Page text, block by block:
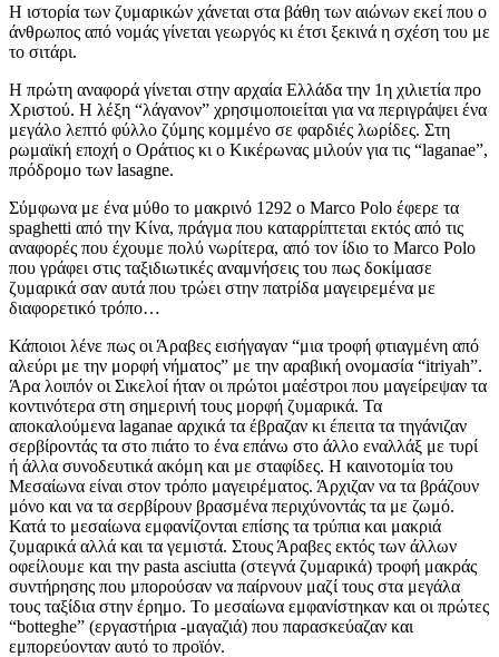
Η ιστορία των ζυμαρικών χάνεται στα βάθη των αιώνων εκεί που ο
άνθρωπος από νομάς γίνεται γεωργός κι έτσι ξεκινά η σχέση του με
το σιτάρι.
Η πρώτη αναφορά γίνεται στην αρχαία Ελλάδα την 1η χιλιετία προ
Χριστού. Η λέξη “λάγανον” χρησιμοποιείται για να περιγράψει ένα
μεγάλο λεπτό φύλλο ζύμης κομμένο σε φαρδιές λωρίδες. Στη
ρωμαϊκή εποχή ο Οράτιος κι ο Κικέρωνας μιλούν για τις “laganae”,
πρόδρομο των lasagne.
Σύμφωνα με ένα μύθο το μακρινό 1292 ο Marco Polo έφερε τα
spaghetti από την Κίνα, πράγμα που καταρρίπτεται εκτός από τις
αναφορές που έχουμε πολύ νωρίτερα, από τον ίδιο το Marco Polo
που γράφει στις ταξιδιωτικές αναμνήσεις του πως δοκίμασε
ζυμαρικά σαν αυτά που τρώει στην πατρίδα μαγειρεμένα με
διαφορετικό τρόπο…
Κάποιοι λένε πως οι Άραβες εισήγαγαν “μια τροφή φτιαγμένη από
αλεύρι με την μορφή νήματος” με την αραβική ονομασία “itriyah”.
Άρα λοιπόν οι Σικελοί ήταν οι πρώτοι μαέστροι που μαγείρεψαν τα
κοντινότερα στη σημερινή τους μορφή ζυμαρικά. Τα
αποκαλούμενα laganae αρχικά τα έβραζαν κι έπειτα τα τηγάνιζαν
σερβίροντάς τα στο πιάτο το ένα επάνω στο άλλο εναλλάξ με τυρί
ή άλλα συνοδευτικά ακόμη και με σταφίδες. Η καινοτομία του
Μεσαίωνα είναι στον τρόπο μαγειρέματος. Άρχιζαν να τα βράζουν
μόνο και να τα σερβίρουν βρασμένα περιχύνοντάς τα με ζωμό.
Κατά το μεσαίωνα εμφανίζονται επίσης τα τρύπια και μακριά
ζυμαρικά αλλά και τα γεμιστά. Στους Άραβες εκτός των άλλων
οφείλουμε και την pasta asciutta (στεγνά ζυμαρικά) τροφή μακράς
συντήρησης που μπορούσαν να παίρνουν μαζί τους στα μεγάλα
τους ταξίδια στην έρημο. Το μεσαίωνα εμφανίστηκαν και οι πρώτες
“botteghe” (εργαστήρια -μαγαζιά) που παρασκεύαζαν και
εμπορεύονταν αυτό το προϊόν.